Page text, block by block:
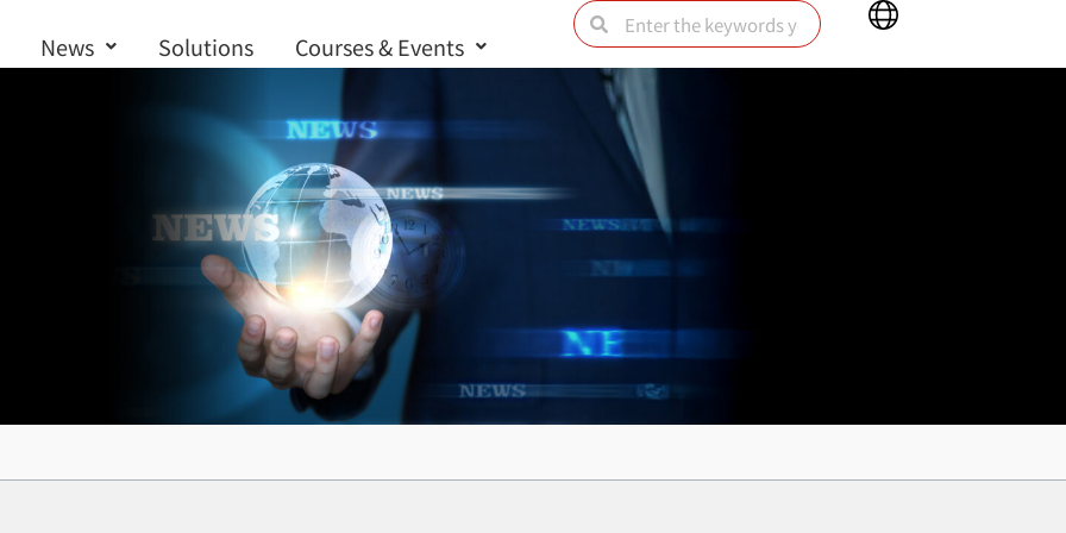
News Solutions Courses & Events
SearchSearch
Main
Menu